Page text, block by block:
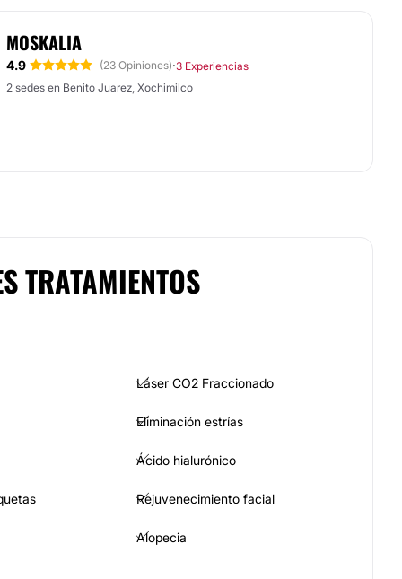
MOSKALIA
4.9 (23 Opiniones)·3 Experiencias
2 sedes en Benito Juarez, Xochimilco
TRATAMIENTOS
Láser CO2 Fraccionado
Eliminación estrías
Ácido hialurónico
Rejuvenecimiento facial
Alopecia